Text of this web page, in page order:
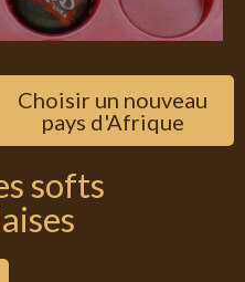
Choisir un nouveau
pays d'Afrique
softs